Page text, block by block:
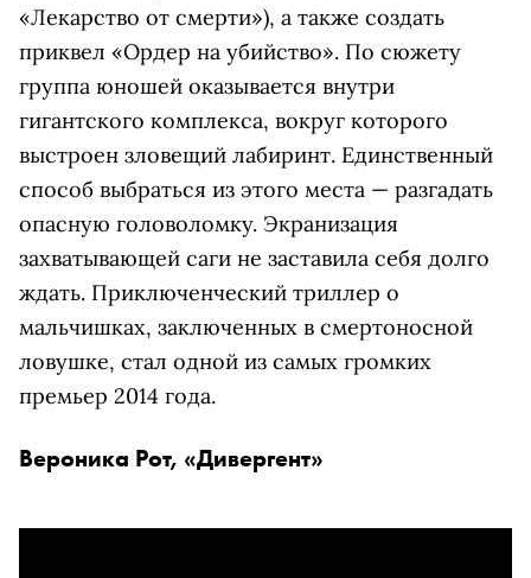
«Лекарство от смерти»), а также создать
приквел «Ордер на убийство». По сюжету
группа юношей оказывается внутри
гигантского комплекса, вокруг которого
выстроен зловещий лабиринт. Единственный
способ выбраться из этого места — разгадать
опасную головоломку. Экранизация
захватывающей саги не заставила себя долго
ждать. Приключенческий триллер о
мальчишках, заключенных в смертоносной
ловушке, стал одной из самых громких
премьер 2014 года.
Вероника Рот, «Дивергент»